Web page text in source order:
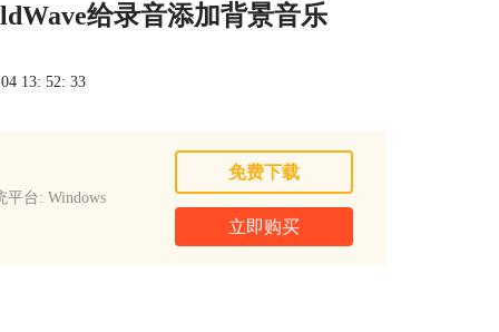
给录音添加背景音乐
13: 52: 33
平台: Windows
免费下载
立即购买